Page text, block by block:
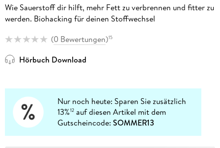
Wie Sauerstoff dir hilft, mehr Fett zu verbrennen und fitter zu
werden. Biohacking für deinen Stoffwechsel
(0 Bewertungen)15
Hörbuch Download
Nur noch heute: Sparen Sie zusätzlich
13%12 auf diesen Artikel mit dem
Gutscheincode:SOMMER13